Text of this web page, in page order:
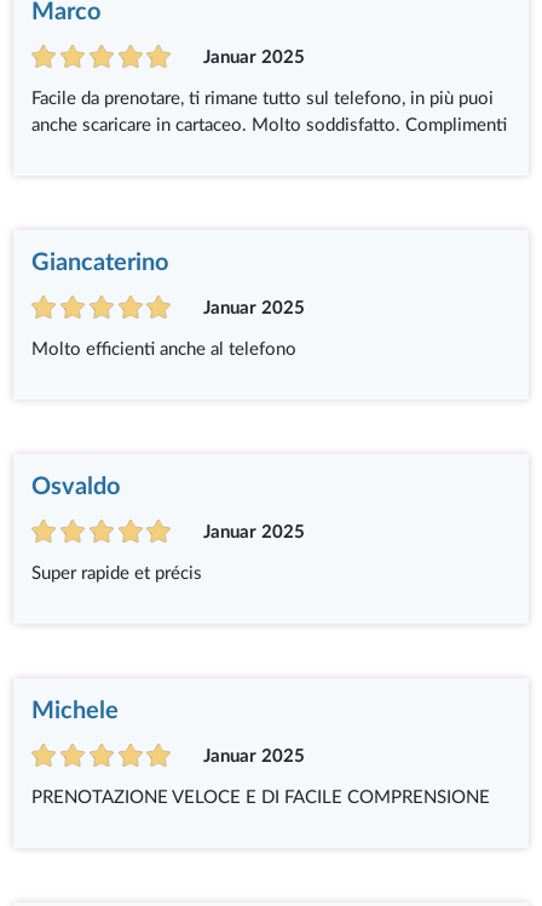
Marco
Januar 2025
Facile da prenotare, ti rimane tutto sul telefono, in più puoi
anche scaricare in cartaceo. Molto soddisfatto. Complimenti
Giancaterino
Januar 2025
Molto efficienti anche al telefono
Osvaldo
Januar 2025
Super rapide et précis
Michele
Januar 2025
PRENOTAZIONE VELOCE E DI FACILE COMPRENSIONE